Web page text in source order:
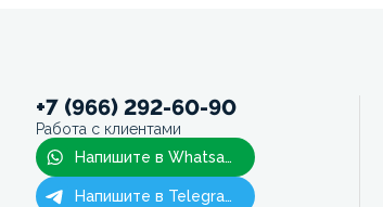
+7 (966) 292-60-90
Работа с клиентами
Напишите в Whatsapp
Напишите в Telegram